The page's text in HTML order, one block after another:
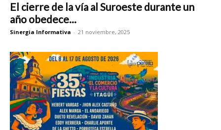
El cierre de la vía al Suroeste durante un
año obedece...
Sinergia Informativa - 21 noviembre, 2025